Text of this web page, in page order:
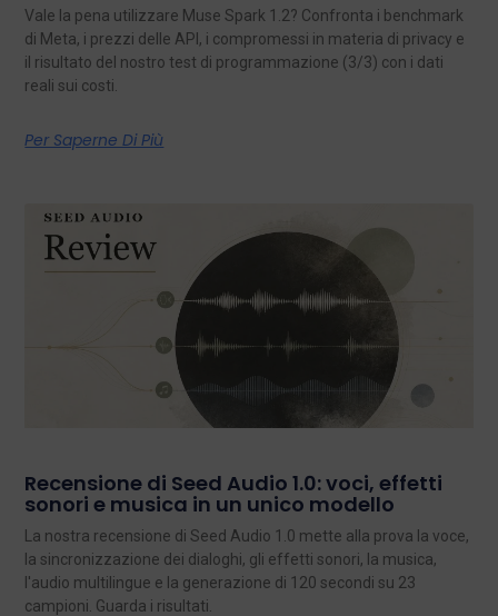
Vale la pena utilizzare Muse Spark 1.2? Confronta i benchmark
di Meta, i prezzi delle API, i compromessi in materia di privacy e
il risultato del nostro test di programmazione (3/3) con i dati
reali sui costi.
Per Saperne Di Più
Recensione di Seed Audio 1.0: voci, effetti
sonori e musica in un unico modello
La nostra recensione di Seed Audio 1.0 mette alla prova la voce,
la sincronizzazione dei dialoghi, gli effetti sonori, la musica,
l'audio multilingue e la generazione di 120 secondi su 23
campioni. Guarda i risultati.